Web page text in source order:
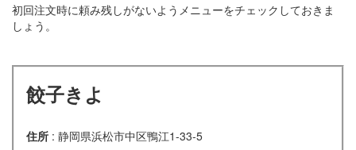
初回注文時に頼み残しがないようメニューをチェックしておきま
しょう。
餃子きよ
住所 : 静岡県浜松市中区鴨江1-33-5